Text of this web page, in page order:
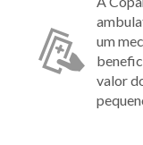
um
valor